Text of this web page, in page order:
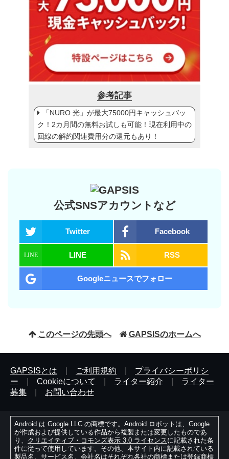
参考記事
「NURO 光」が最大75000円キャッシュバッ
ク！2カ月間の無料お試しも可能！現在利用中の
回線の解約関連費用分の還元もあり！
公式SNSアカウントなど
Twitter Facebook
LINE RSS
Googleニュースでフォロー
このページの先頭へ GAPSISのホームへ
GAPSISとは ご利用規約
プライバシーポリシ
ー
Cookieについて ライター紹介
ライター
募集
お問い合わせ
Android は Google LLC の商標です。Android ロボットは、Google
が作成および提供している作品から複製または変更したものであ
り、 クリエイティブ・コモンズ表示 3.0 ライセンスに記載された条
件に従って使用しています。その他、本サイト内に記載されている
製品名、サービス名、会社名はそれぞれ各社の商標または登録商標